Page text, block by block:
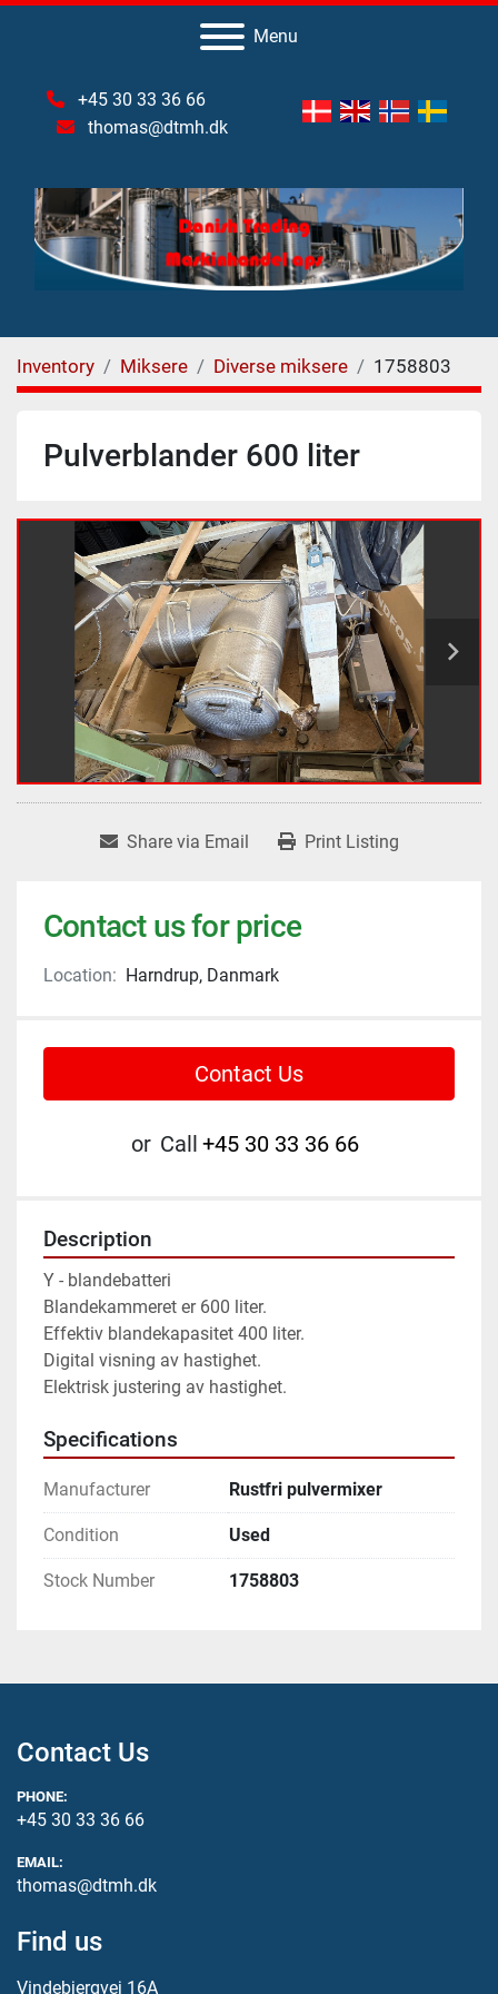
Menu
+45 30 33 36 66
thomas@dtmh.dk
Inventory Miksere Diverse miksere 1758803
Pulverblander 600 liter
Share via Email Print Listing
Contact us for price
Location: Harndrup, Danmark
Contact Us
or Call +45 30 33 36 66
Description
Y - blandebatteri
Blandekammeret er 600 liter.
Effektiv blandekapasitet 400 liter.
Digital visning av hastighet.
Elektrisk justering av hastighet.
Specifications
Manufacturer Rustfri pulvermixer
Condition Used
Stock Number 1758803
Contact Us
PHONE:
+45 30 33 36 66
EMAIL:
thomas@dtmh.dk
Find us
Vindebjergvej 16A